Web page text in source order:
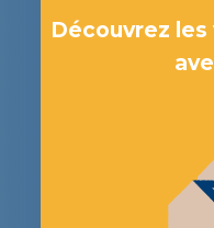
Découvrez